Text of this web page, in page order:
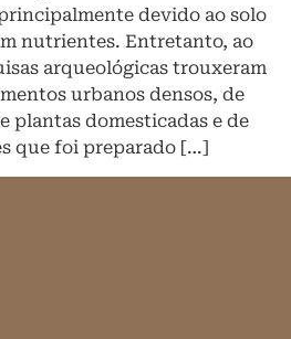
devido ao solo
nutrientes. Entretanto, ao
arqueológicas trouxeram
urbanos densos, de
plantas domesticadas e de
que foi preparado […]